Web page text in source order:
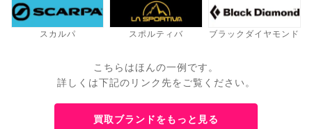
スカルパ スポルティバ ブラックダイヤモンド
こちらはほんの一例です。
詳しくは下記のリンク先をご覧ください。
買取ブランドをもっと見る